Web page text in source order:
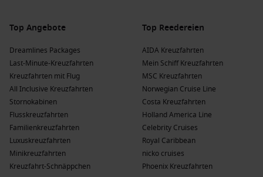
Sommer
Dezember Februar
: Temperaturen
steigen auf 15 °C bis 30 °C. Dies ist die Hochsaison für
Kreuzfahrten, ideal für das Erkunden der
Gletscherszenerien und das Genießen von Outdoor-
Aktivitäten.
Herbst(März,April
: Temperaturen variieren von 10
°C bis 20 °C. Der Herbst bringt eine schöne Farbenpracht,
was ideal für Fotografen und Naturliebhaber ist.
Winter ( Juni
: Temperaturen liegen zwischen
-5 °C und 10 °C. Der Winterrahmen bietet eine ruhige,
majestätische Atmosphäre an den Gletschern.
Top Angebote
Dreamlines Packages
Last-Minute-Kreuzfahrten
Kreuzfahrten mit Flug
All Inclusive Kreuzfahrten
Stornokabinen
Flusskreuzfahrten
Familienkreuzfahrten
Luxuskreuzfahrten
Minikreuzfahrten
Kreuzfahrt-Schnäppchen
Top Reedereien
AIDA Kreuzfahrten
Mein Schiff Kreuzfahrten
MSC Kreuzfahrten
Norwegian Cruise Line
Costa Kreuzfahrten
Holland America Line
Celebrity Cruises
Royal Caribbean
nicko cruises
Phoenix Kreuzfahrten